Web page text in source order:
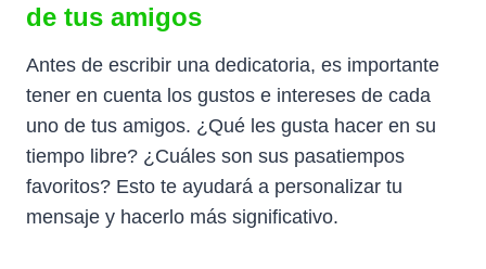
de tus amigos
Antes de escribir una dedicatoria, es importante
tener en cuenta los gustos e intereses de cada
uno de tus amigos. ¿Qué les gusta hacer en su
tiempo libre? ¿Cuáles son sus pasatiempos
favoritos? Esto te ayudará a personalizar tu
mensaje y hacerlo más significativo.